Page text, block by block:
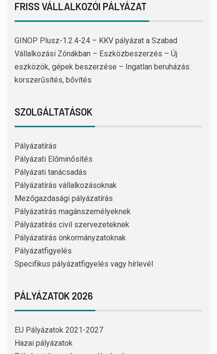
FRISS VÁLLALKOZÓI PÁLYÁZAT
GINOP Plusz-1.2.4-24 – KKV pályázat a Szabad
Vállalkozási Zónákban – Eszközbeszerzés – Új
eszközök, gépek beszerzése – Ingatlan beruházás:
korszerűsítés, bővítés
SZOLGÁLTATÁSOK
Pályázatírás
Pályázati Előminősítés
Pályázati tanácsadás
Pályázatírás vállalkozásoknak
Mezőgazdasági pályázatírás
Pályázatírás magánszemélyeknek
Pályázatírás civil szervezeteknek
Pályázatírás önkormányzatoknak
Pályázatfigyelés
Specifikus pályázatfigyelés vagy hírlevél
PÁLYÁZATOK 2026
EU Pályázatok 2021-2027
Hazai pályázatok